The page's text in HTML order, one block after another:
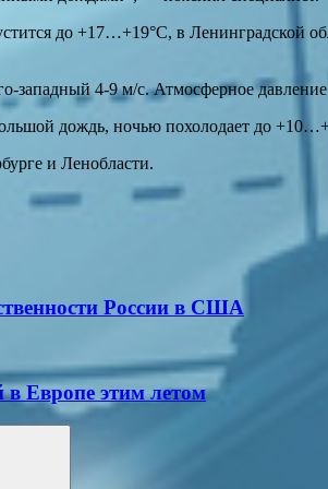
до +17…+19°С, в
западный 4-9 м/с. Атмосферное
дождь, ночью похолодает до
и Ленобласти.
России в США
Европе этим летом